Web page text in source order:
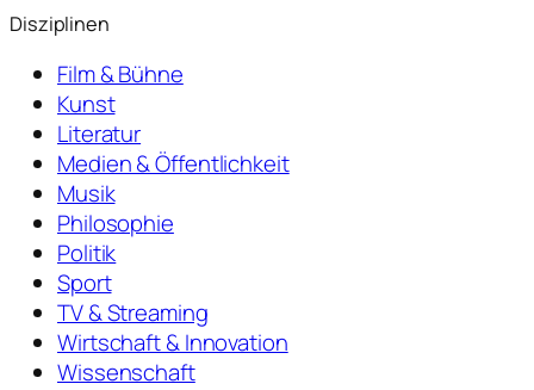
Disziplinen
Film & Bühne
Kunst
Literatur
Medien & Öffentlichkeit
Musik
Philosophie
Politik
Sport
TV & Streaming
Wirtschaft & Innovation
Wissenschaft